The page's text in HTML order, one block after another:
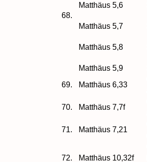
68.
Matthäus 5,6
Matthäus 5,7
Matthäus 5,8
Matthäus 5,9
69.
Matthäus 6,33
70.
Matthäus 7,7f
71.
Matthäus 7,21
72. Matthäus 10,32f